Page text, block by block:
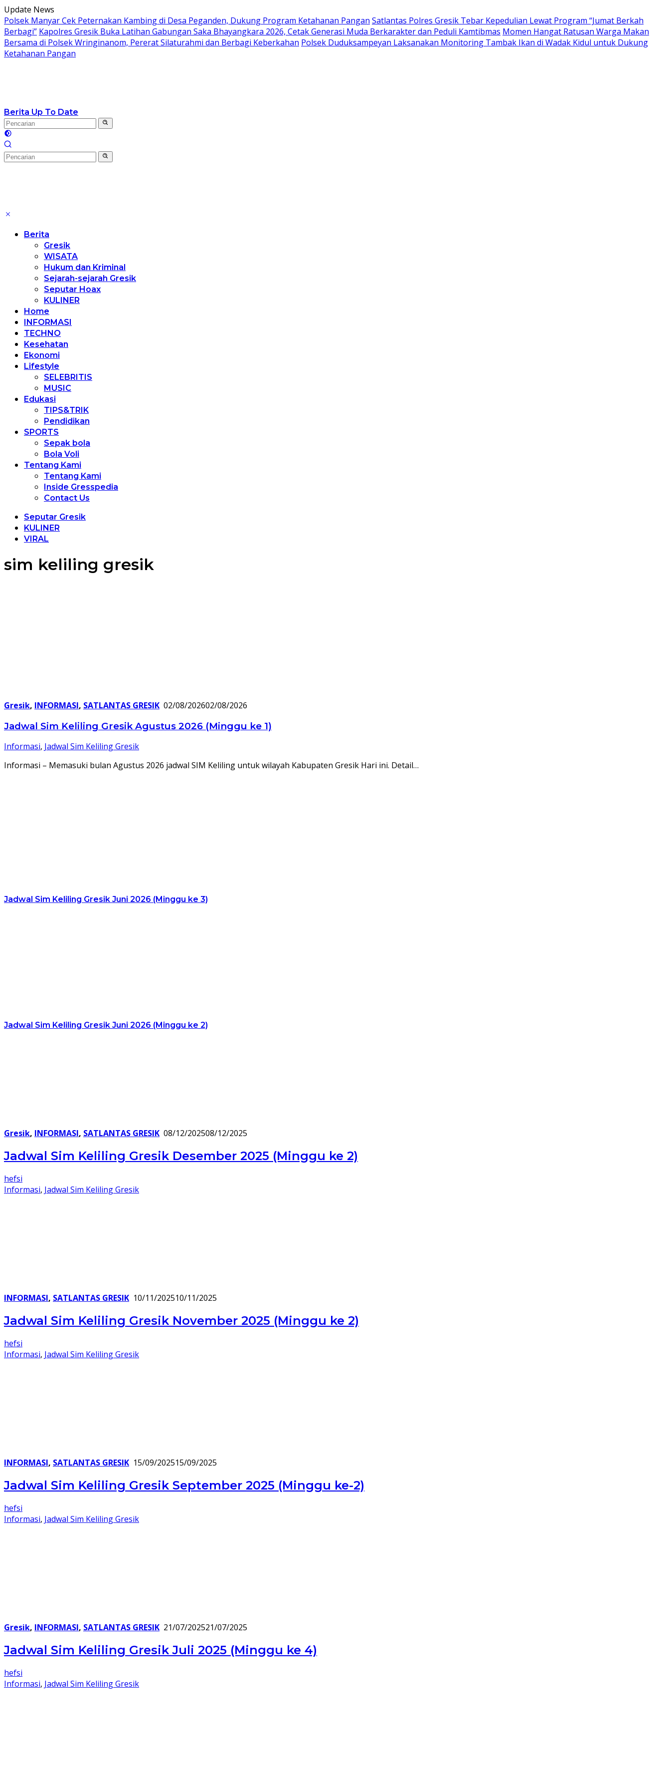
Langsung
ke
konten
Update News
Polsek Manyar Cek Peternakan Kambing di Desa Peganden, Dukung Program Ketahanan Pangan Satlantas Polres Gresik Tebar Kepedulian Lewat Program “Jumat Berkah
Berbagi” Kapolres Gresik Buka Latihan Gabungan Saka Bhayangkara 2026, Cetak Generasi Muda Berkarakter dan Peduli Kamtibmas Momen Hangat Ratusan Warga Makan
Bersama di Polsek Wringinanom, Pererat Silaturahmi dan Berbagi Keberkahan Polsek Duduksampeyan Laksanakan Monitoring Tambak Ikan di Wadak Kidul untuk Dukung
Ketahanan Pangan
Berita Up To Date
Berita
Gresik
WISATA
Hukum dan Kriminal
Sejarah-sejarah Gresik
Seputar Hoax
KULINER
Home
INFORMASI
TECHNO
Kesehatan
Ekonomi
Lifestyle
SELEBRITIS
MUSIC
Edukasi
TIPS&TRIK
Pendidikan
SPORTS
Sepak bola
Bola Voli
Tentang Kami
Tentang Kami
Inside Gresspedia
Contact Us
Seputar Gresik
KULINER
VIRAL
sim keliling gresik
Gresik, INFORMASI, SATLANTAS GRESIK 02/08/202602/08/2026
Jadwal Sim Keliling Gresik Agustus 2026 (Minggu ke 1)
Informasi, Jadwal Sim Keliling Gresik
Informasi – Memasuki bulan Agustus 2026 jadwal SIM Keliling untuk wilayah Kabupaten Gresik Hari ini. Detail…
Jadwal Sim Keliling Gresik Juni 2026 (Minggu ke 3)
Jadwal Sim Keliling Gresik Juni 2026 (Minggu ke 2)
Gresik, INFORMASI, SATLANTAS GRESIK 08/12/202508/12/2025
Jadwal Sim Keliling Gresik Desember 2025 (Minggu ke 2)
hefsi
Informasi, Jadwal Sim Keliling Gresik
INFORMASI, SATLANTAS GRESIK 10/11/202510/11/2025
Jadwal Sim Keliling Gresik November 2025 (Minggu ke 2)
hefsi
Informasi, Jadwal Sim Keliling Gresik
INFORMASI, SATLANTAS GRESIK 15/09/202515/09/2025
Jadwal Sim Keliling Gresik September 2025 (Minggu ke-2)
hefsi
Informasi, Jadwal Sim Keliling Gresik
Gresik, INFORMASI, SATLANTAS GRESIK 21/07/202521/07/2025
Jadwal Sim Keliling Gresik Juli 2025 (Minggu ke 4)
hefsi
Informasi, Jadwal Sim Keliling Gresik